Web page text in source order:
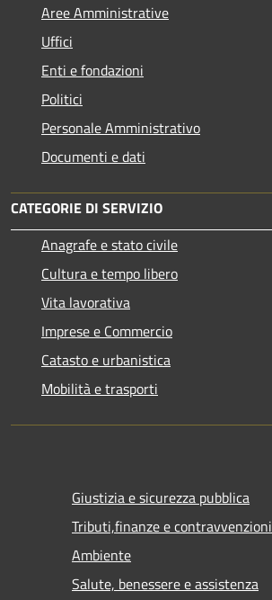
Aree Amministrative
Uffici
Enti e fondazioni
Politici
Personale Amministrativo
Documenti e dati
CATEGORIE DI SERVIZIO
Anagrafe e stato civile
Cultura e tempo libero
Vita lavorativa
Imprese e Commercio
Catasto e urbanistica
Mobilità e trasporti
Giustizia e sicurezza pubblica
Tributi,finanze e contravvenzioni
Ambiente
Salute, benessere e assistenza